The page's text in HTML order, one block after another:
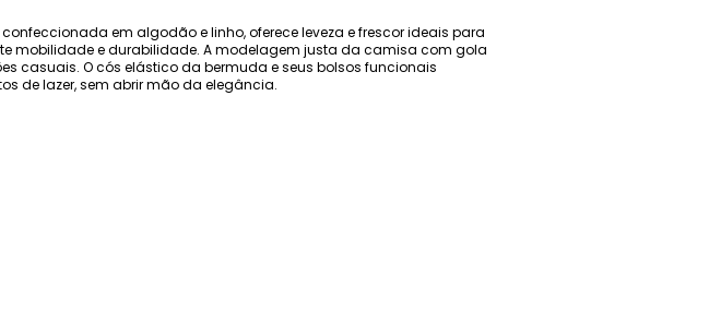
em algodão e linho, oferece leveza e frescor ideais para
mobilidade e durabilidade. A modelagem justa da camisa com gola
casuais. O cós elástico da bermuda e seus bolsos funcionais
de lazer, sem abrir mão da elegância.